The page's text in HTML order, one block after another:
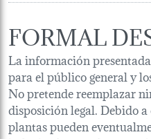
FORMAL
La información
para el público general y
No pretende reemplazar
disposición legal. Debido
plantas pueden